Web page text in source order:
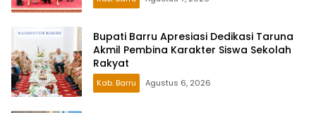
Bupati Barru Apresiasi Dedikasi Taruna
Akmil Pembina Karakter Siswa Sekolah
Rakyat
Kab. Barru Agustus 6, 2026